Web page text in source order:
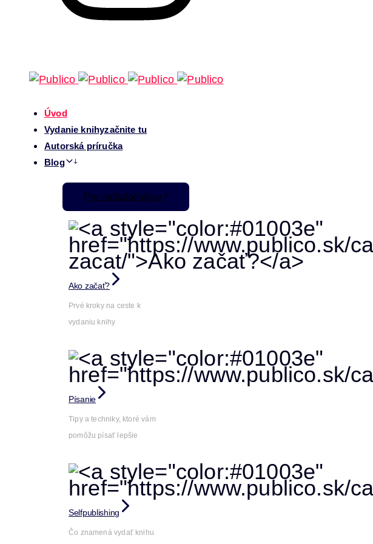
Úvod
Vydanie knihyzačnite tu
Autorská príručka
Blog
Pre začiatočníkov
Ako začať?
Prvé kroky na ceste k
vydaniu knihy
Písanie
Tipy a techniky, ktoré vám
pomôžu písať lepšie
Selfpublishing
Čo znamená vydať knihu